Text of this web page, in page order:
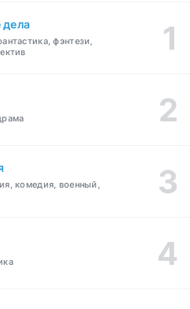
дела
фэнтези,
комедия, военный,